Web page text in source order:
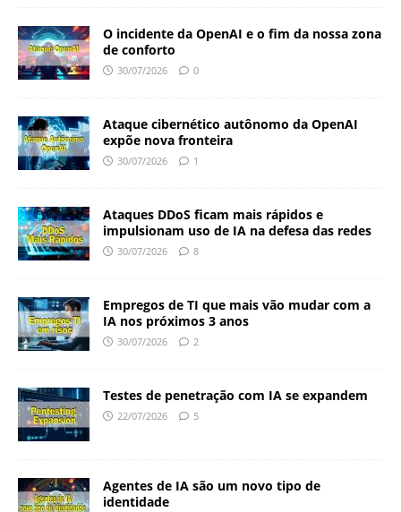
O incidente da OpenAI e o fim da nossa zona
de conforto
30/07/2026 0
Ataque cibernético autônomo da OpenAI
expõe nova fronteira
30/07/2026 1
Ataques DDoS ficam mais rápidos e
impulsionam uso de IA na defesa das redes
30/07/2026 8
Empregos de TI que mais vão mudar com a
IA nos próximos 3 anos
30/07/2026 2
Testes de penetração com IA se expandem
22/07/2026 5
Agentes de IA são um novo tipo de
identidade